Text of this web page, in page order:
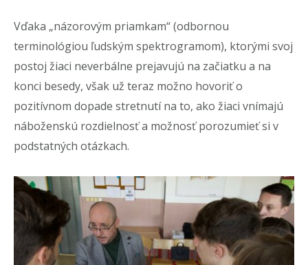
Vďaka „názorovým priamkam“ (odbornou
terminológiou ľudským spektrogramom), ktorými svoj
postoj žiaci neverbálne prejavujú na začiatku a na
konci besedy, však už teraz možno hovoriť o
pozitívnom dopade stretnutí na to, ako žiaci vnímajú
náboženskú rozdielnosť a možnosť porozumieť si v
podstatných otázkach.